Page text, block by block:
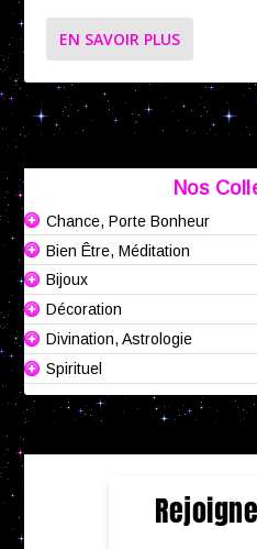
EN SAVOIR PLUS
Nos
Chance, Porte Bonheur
Bien Être, Méditation
Bijoux
Décoration
Divination, Astrologie
Spirituel